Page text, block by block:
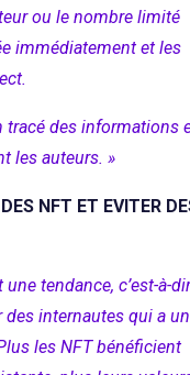
ou le nombre limité
immédiatement et les
tracé des informations
les auteurs. »
NFT ET EVITER
tendance, c’est-à-
internautes qui a
les NFT bénéficient